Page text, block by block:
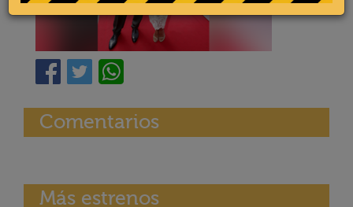
Comentarios
Más estrenos